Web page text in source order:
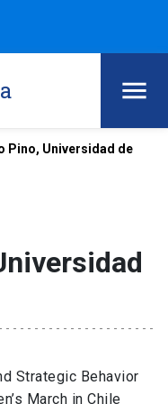
Pino, Universidad de
Strategic Behavior
March in Chile